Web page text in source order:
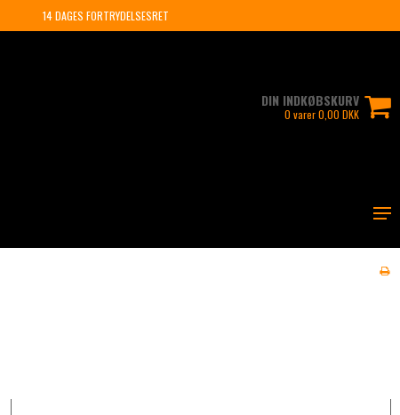
14 DAGES FORTRYDELSESRET
DIN INDKØBSKURV
0 varer 0,00 DKK